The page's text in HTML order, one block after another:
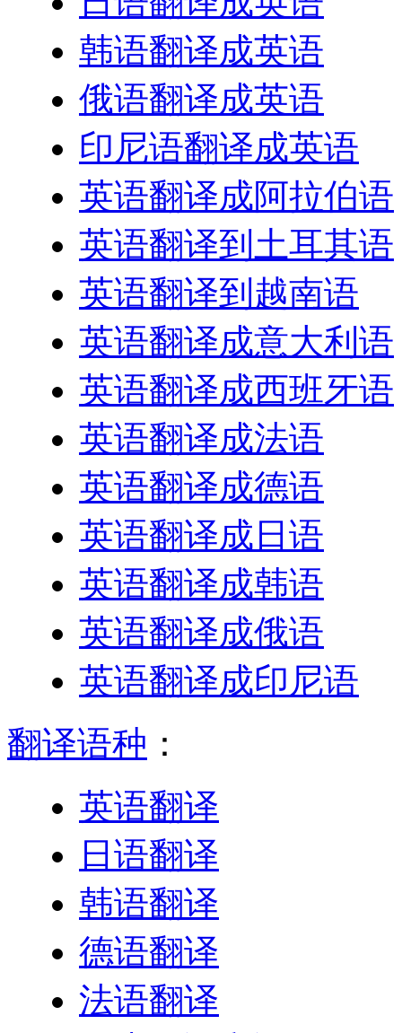
韩语翻译成英语
俄语翻译成英语
印尼语翻译成英语
英语翻译成阿拉伯语
英语翻译到土耳其语
英语翻译到越南语
英语翻译成意大利语
英语翻译成西班牙语
英语翻译成法语
英语翻译成德语
英语翻译成日语
英语翻译成韩语
英语翻译成俄语
英语翻译成印尼语
翻译语种 ：
英语翻译
日语翻译
韩语翻译
德语翻译
法语翻译